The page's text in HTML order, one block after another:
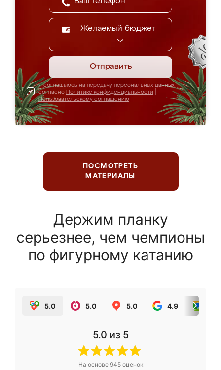
Желаемый бюджет
Отправить
Я соглашаюсь на передачу персональных данных
согласно Политике конфиденциальности
Пользовательскому соглашению
ПОСМОТРЕТЬ
МАТЕРИАЛЫ
Держим планку
серьезнее, чем чемпионы
по фигурному катанию
5.0 5.0 5.0 4.9
5.0 из 5
На основе 945оценок